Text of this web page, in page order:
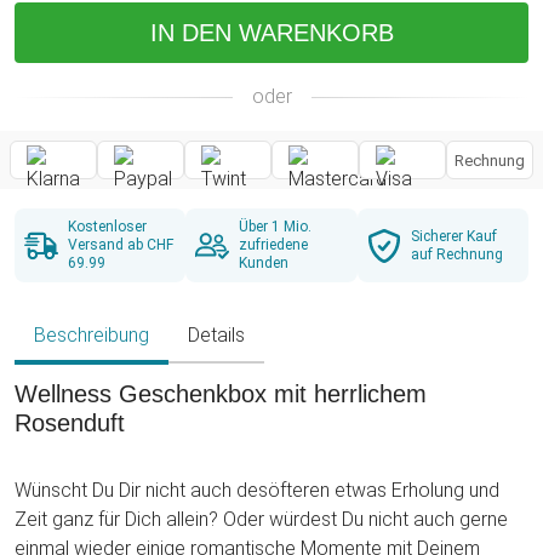
IN DEN WARENKORB
oder
Rechnung
Kostenloser
Versand ab CHF
69.99
Über 1 Mio.
zufriedene
Kunden
Sicherer Kauf
auf Rechnung
Beschreibung Details
Wellness Geschenkbox mit herrlichem
Rosenduft
Wünscht Du Dir nicht auch desöfteren etwas Erholung und
Zeit ganz für Dich allein? Oder würdest Du nicht auch gerne
einmal wieder einige romantische Momente mit Deinem